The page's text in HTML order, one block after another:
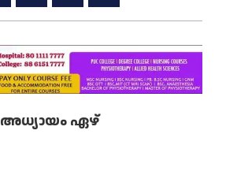
അധ്യായം ഏഴ്‌